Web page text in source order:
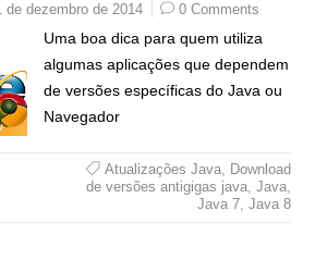
de dezembro de 2014 0 Comments
Uma boa dica para quem utiliza
algumas aplicações que dependem
de versões específicas do Java ou
Navegador
Atualizações Java,
Download
de versões antigigas java, Java,
Java 7, Java 8